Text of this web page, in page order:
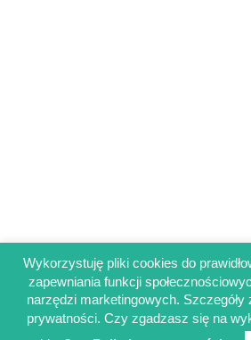
Regulamin sklepu
Polityka
Obowiązek informacyjny
Wykorzystuję pliki cookies do
zapewniania funkcji
narzędzi marketingowych.
prywatności. Czy zgadzasz się na